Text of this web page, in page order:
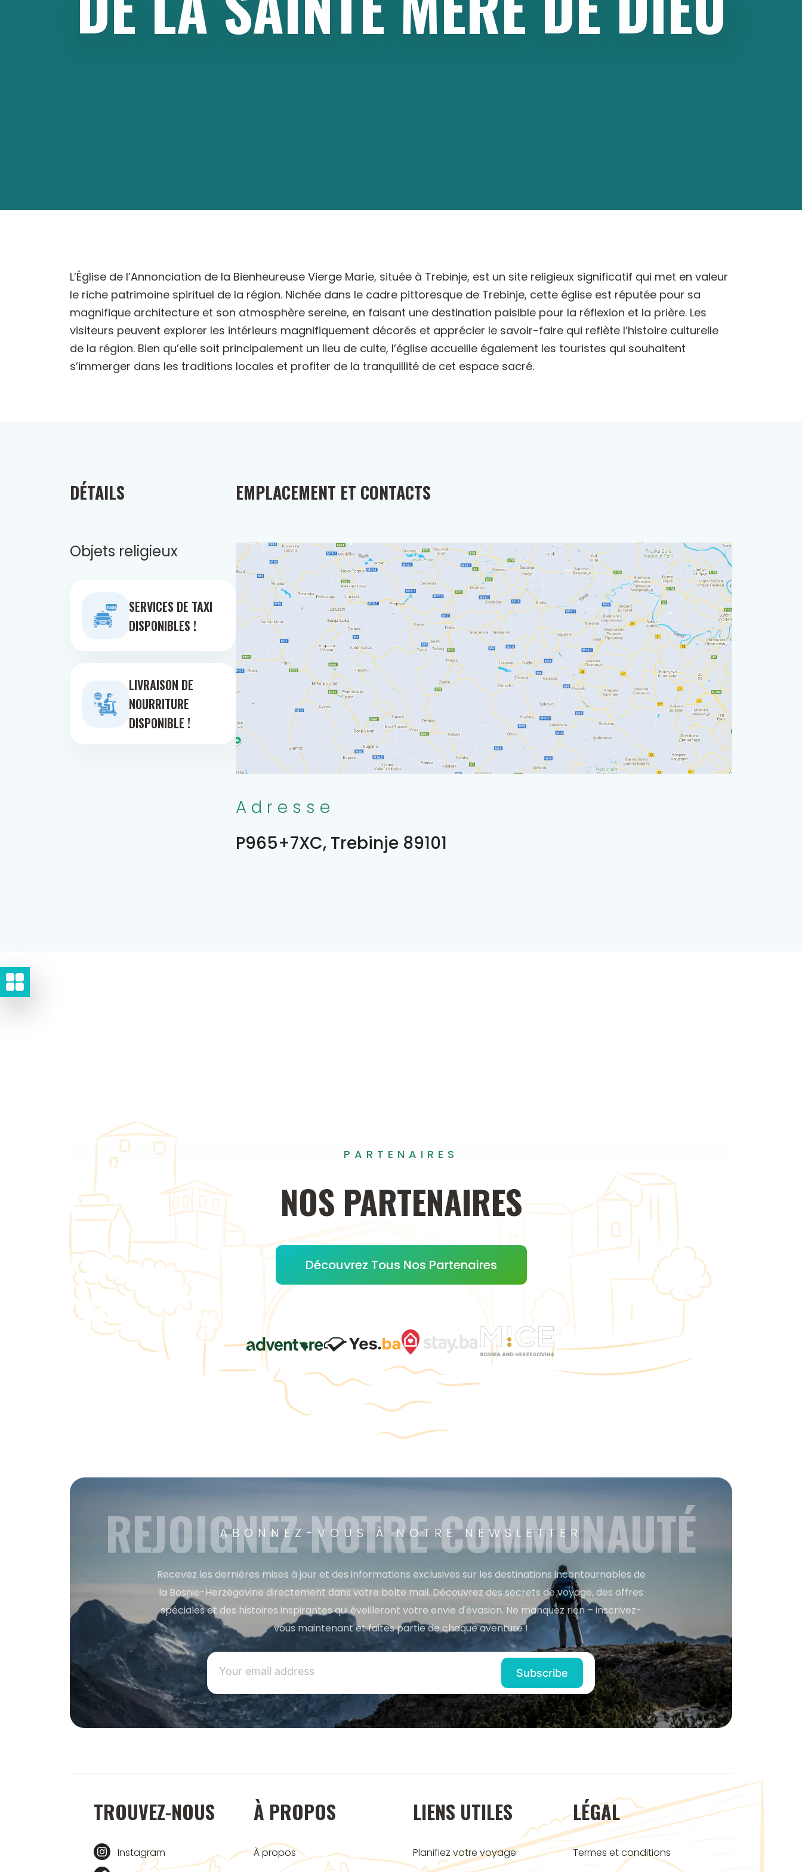
L’Église de l’Annonciation de la Bienheureuse Vierge Marie, située à Trebinje, est un site religieux significatif qui met en valeur
le riche patrimoine spirituel de la région. Nichée dans le cadre pittoresque de Trebinje, cette église est réputée pour sa
magnifique architecture et son atmosphère sereine, en faisant une destination paisible pour la réflexion et la prière. Les
visiteurs peuvent explorer les intérieurs magnifiquement décorés et apprécier le savoir-faire qui reflète l’histoire culturelle
de la région. Bien qu’elle soit principalement un lieu de culte, l’église accueille également les touristes qui souhaitent
s’immerger dans les traditions locales et profiter de la tranquillité de cet espace sacré.
DÉTAILS
Objets religieux
SERVICES DE TAXI
DISPONIBLES !
LIVRAISON DE
NOURRITURE
DISPONIBLE !
EMPLACEMENT ET CONTACTS
Adresse
P965+7XC, Trebinje 89101
PARTENAIRES
NOS PARTENAIRES
Découvrez Tous Nos Partenaires
ABONNEZ-VOUS À NOTRE NEWSLETTER
REJOIGNEZ NOTRE COMMUNAUTÉ
Recevez les dernières mises à jour et des informations exclusives sur les destinations incontournables de
la Bosnie-Herzégovine directement dans votre boîte mail. Découvrez des secrets de voyage, des offres
spéciales et des histoires inspirantes qui éveilleront votre envie d'évasion. Ne manquez rien – inscrivez-
vous maintenant et faites partie de chaque aventure !
TROUVEZ-NOUS
Instagram
À PROPOS
À propos
LIENS UTILES
Planifiez votre voyage
LÉGAL
Termes et conditions